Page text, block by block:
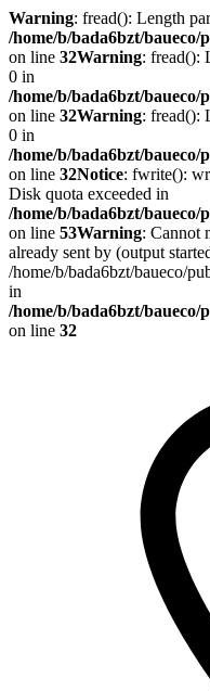
Warning: fread(): Length
/home/b/bada6bzt/
on line 32Warning: fread():
0 in
/home/b/bada6bzt/
on line 32Warning: fread():
0 in
/home/b/bada6bzt/
on line 32Notice: fwrite():
Disk quota exceeded in
/home/b/bada6bzt/
on line 53Warning: Cannot
already sent by (output
/home/b/bada6bzt/baueco/
in
/home/b/bada6bzt/
on line 32